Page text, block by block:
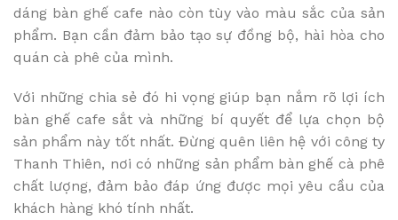
dáng bàn ghế cafe nào còn tùy vào màu sắc của sản
phẩm. Bạn cần đảm bảo tạo sự đồng bộ, hài hòa cho
quán cà phê của mình.
Với những chia sẻ đó hi vọng giúp bạn nắm rõ lợi ích
bàn ghế cafe sắt và những bí quyết để lựa chọn bộ
sản phẩm này tốt nhất. Đừng quên liên hệ với công ty
Thanh Thiên, nơi có những sản phẩm bàn ghế cà phê
chất lượng, đảm bảo đáp ứng được mọi yêu cầu của
khách hàng khó tính nhất.